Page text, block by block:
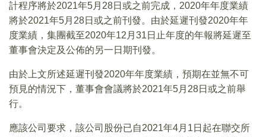
計程序將於2021年5月28日或之前完成，2020年年度業績
將於2021年5月28日或之前刊發。由於延遲刊發2020年年
度業績，集團截至2020年12月31日止年度的年報將延遲至
董事會決定及公佈的另一日期刊發。
由於上文所述延遲刊發2020年年度業績，預期在並無不可
預見的情況下，董事會會議將於2021年5月28日或之前舉
行。
應該公司要求，該公司股份已自2021年4月1日起在聯交所